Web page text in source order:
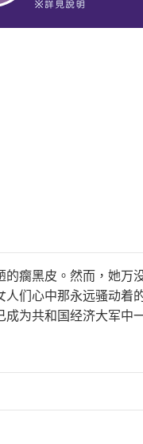
瘸黑皮。然而，她万
们心中那永远骚动着
为共和国经济大军中